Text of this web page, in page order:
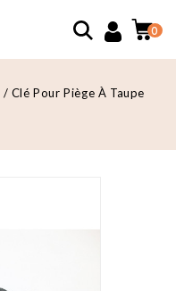
0
Clé Pour Piège À Taupe